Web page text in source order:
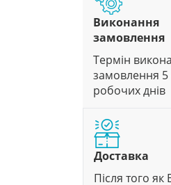
Виконання
замовлення
Термін
замовлення 5
робочих днів
Доставка
Після того